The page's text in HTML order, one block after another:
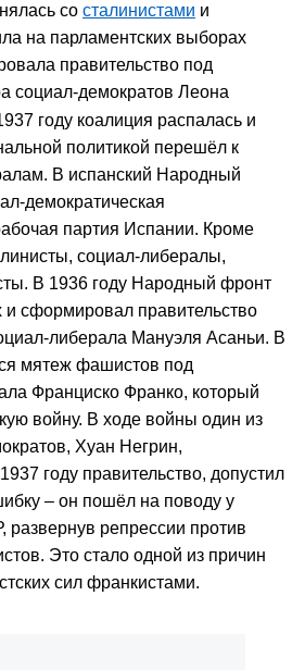
со сталинистами и
на парламентских выборах
правительство под
социал-демократов Леона
году коалиция распалась и
политикой перешёл к
В испанский Народный
демократическая
партия Испании. Кроме
социал-либералы,
В 1936 году Народный фронт
сформировал правительство
либерала Мануэля Асаньи. В
мятеж фашистов под
Франциско Франко, который
войну. В ходе войны один из
Хуан Негрин,
году правительство, допустил
– он пошёл на поводу у
репрессии против
Это стало одной из причин
сил франкистами.